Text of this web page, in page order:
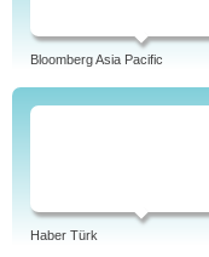
Bloomberg Asia Pacific
Haber Türk